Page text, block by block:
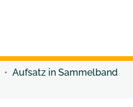
Aufsatz in Sammelband